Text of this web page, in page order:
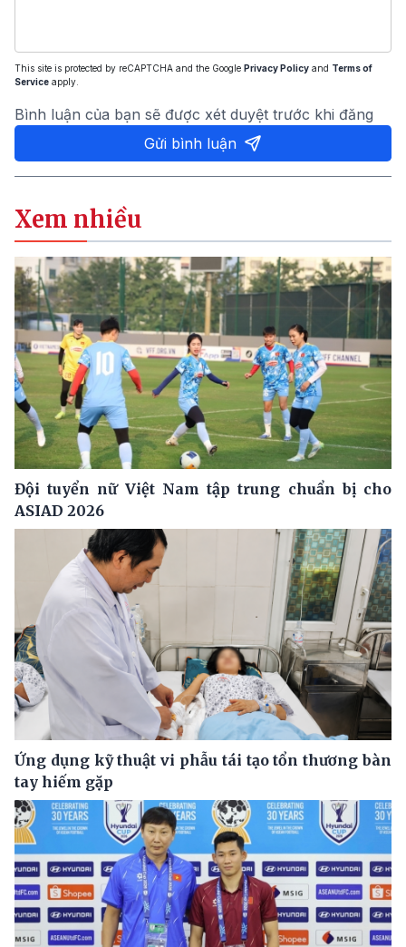
This site is protected by reCAPTCHA and the Google Privacy Policy and Terms of
Service apply.
Bình luận của bạn sẽ được xét duyệt trước khi đăng
Gửi bình luận
Xem nhiều
Đội tuyển nữ Việt Nam tập trung chuẩn bị cho
ASIAD 2026
Ứng dụng kỹ thuật vi phẫu tái tạo tổn thương bàn
tay hiếm gặp